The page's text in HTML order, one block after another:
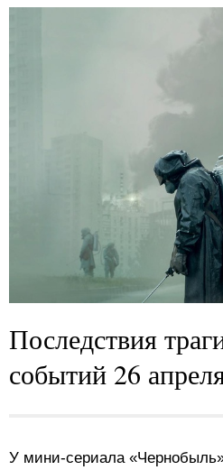
Последствия
событий 26
У мини-сериала